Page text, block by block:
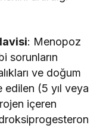
: Menopoz
sorunların
ve doğum
edilen (5 yıl veya
içeren